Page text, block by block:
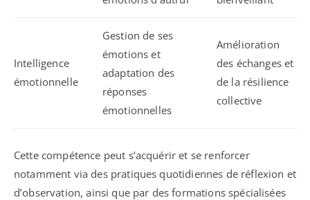
Intelligence
émotionnelle
Gestion de ses
émotions et
adaptation des
réponses
émotionnelles
Amélioration
des échanges et
de la résilience
collective
Cette compétence peut s’acquérir et se renforcer
notamment via des pratiques quotidiennes de réflexion et
d’observation, ainsi que par des formations spécialisées